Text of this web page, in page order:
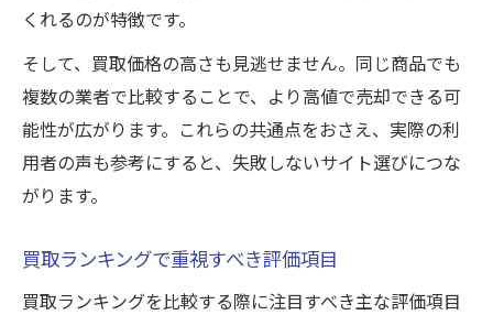
くれるのが特徴です。
そして、買取価格の高さも見逃せません。同じ商品でも
複数の業者で比較することで、より高値で売却できる可
能性が広がります。これらの共通点をおさえ、実際の利
用者の声も参考にすると、失敗しないサイト選びにつな
がります。
買取ランキングで重視すべき評価項目
買取ランキングを比較する際に注目すべき主な評価項目